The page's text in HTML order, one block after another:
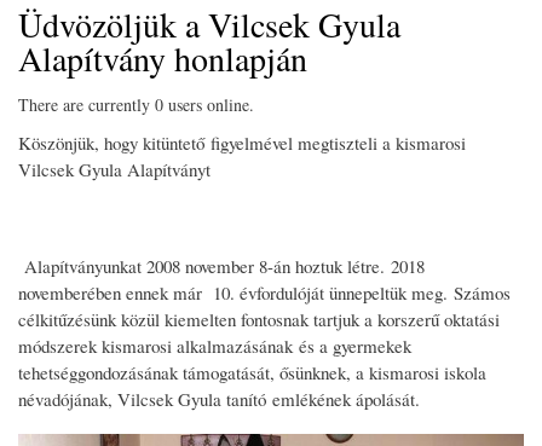
Üdvözöljük a Vilcsek Gyula
Alapítvány honlapján
There are currently 0 users online.
Köszönjük, hogy kitüntető figyelmével megtiszteli a kismarosi
Vilcsek Gyula Alapítványt
Alapítványunkat 2008 november 8-án hoztuk létre. 2018
novemberében ennek már 10. évfordulóját ünnepeltük meg. Számos
célkitűzésünk közül kiemelten fontosnak tartjuk a korszerű oktatási
módszerek kismarosi alkalmazásának és a gyermekek
tehetséggondozásának támogatását, ősünknek, a kismarosi iskola
névadójának, Vilcsek Gyula tanító emlékének ápolását.